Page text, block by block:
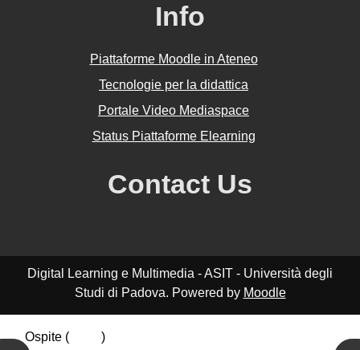
Info
Piattaforme Moodle in Ateneo
Tecnologie per la didattica
Portale Video Mediaspace
Status Piattaforme Elearning
Contact Us
Digital Learning e Multimedia - ASIT - Università degli
Studi di Padova. Powered by Moodle
Ospite (
)